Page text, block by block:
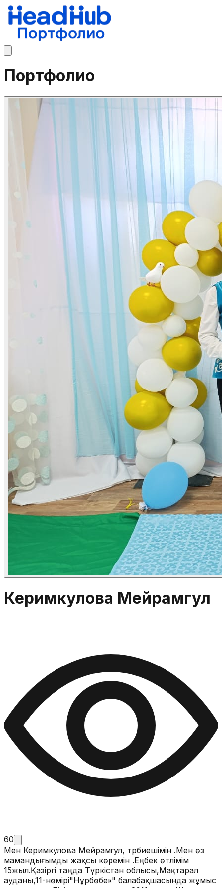
Портфолио
Керимкулова Мейрамгул
60
Мен Керимкулова Мейрамгул, тәрбиешімін .Мен өз
мамандығымды жақсы көремін .Еңбек өтлімім
15жыл.Қазіргі таңда Түркістан облысы,Мақтарал
ауданы,11-нөмірі"Нұрбөбек" балабақшасында жұмыс